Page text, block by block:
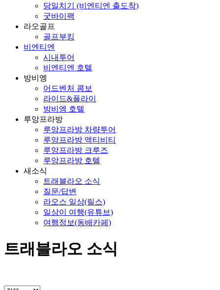
당일치기 (비엔티엔 출도착)
굿바이팩
라오골프
골프부킹
비엔티엔
시내투어
비엔티엔 호텔
방비엥
어드벤처 콤보
라이드&플라이
방비엥 호텔
루앙프라방
루앙프라방 차량투어
루앙프라방 액티비티
루앙프라방 크루즈
루앙프라방 호텔
새소식
트래블라오 소식
질문/답변
라오스 일상(릴스)
일상이 여행(유튜브)
여행정보(동배카페)
트래블라오 소식